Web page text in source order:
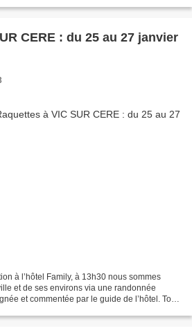
CERE : du 25 au 27 janvier
à l’hôtel Family, à 13h30 nous sommes
et de ses environs via une randonnée
et commentée par le guide de l’hôtel. Tout